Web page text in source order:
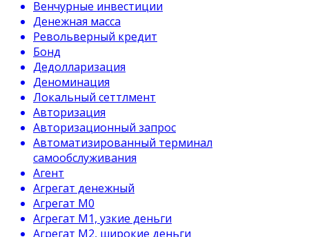
Венчурные инвестиции
Денежная масса
Револьверный кредит
Бонд
Дедолларизация
Деноминация
Локальный сеттлмент
Авторизация
Авторизационный запрос
Автоматизированный терминал
самообслуживания
Агент
Агрегат денежный
Агрегат М0
Агрегат М1, узкие деньги
Агрегат М2, широкие деньги